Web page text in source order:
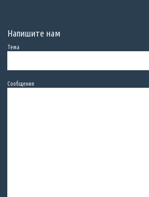
Напишите нам
Тема
Сообщение